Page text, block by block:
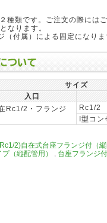
類です。ご注文の際には
なります。
付属）による固定になり
ついて
サイズ
入口
Rc1/2・フランジ
Rc1/2
I型コン
2)自在式台座フランジ付（
（縦配管用） 台座フランジ付